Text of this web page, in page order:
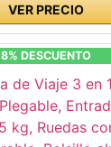
VER PRECIO
8% DESCUENTO